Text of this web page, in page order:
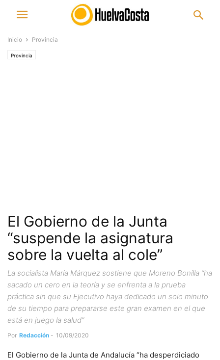
Inicio Provincia
Provincia
El Gobierno de la Junta
“suspende la asignatura
sobre la vuelta al cole”
La socialista María Márquez sostiene que Moreno Bonilla “ha
sacado un cero en la teoría y se enfrenta a la prueba
práctica sin que su Ejecutivo haya dedicado un solo minuto
de su tiempo para prepararse este gran examen en el que
está en juego la salud”
Por Redacción - 10/09/2020
El Gobierno de la Junta de Andalucía “ha desperdiciado